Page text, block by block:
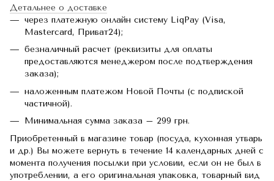
Детальнее о доставке
через платежную онлайн систему LiqPay (Visa,
Mastercard, Приват24);
безналичный расчет (реквизиты для оплаты
предоставляются менеджером после подтверждения
заказа);
наложенным платежом Новой Почты (с подпиской
частичной).
Минимальная сумма заказа – 299 грн.
Приобретенный в магазине товар (посуда, кухонная утварь
и др.) Вы можете вернуть в течение 14 календарных дней с
момента получения посылки при условии, если он не был в
употреблении, а его оригинальная упаковка, товарный вид